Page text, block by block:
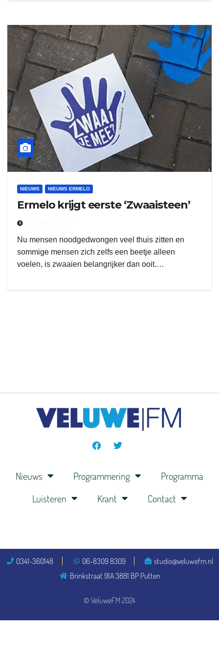
NIEUWS NIEUWS ERMELO
Ermelo krijgt eerste ‘Zwaaisteen’
Nu mensen noodgedwongen veel thuis zitten en
sommige mensen zich zelfs een beetje alleen
voelen, is zwaaien belangrijker dan ooit.…
Nieuws Programmering
Programma
Luisteren
Krant Contact
© VeluweFM 2024
0341-360148 06-8309 8309
studio@veluwefm.nl
Brinkstraat 91A 3881 BP Putten